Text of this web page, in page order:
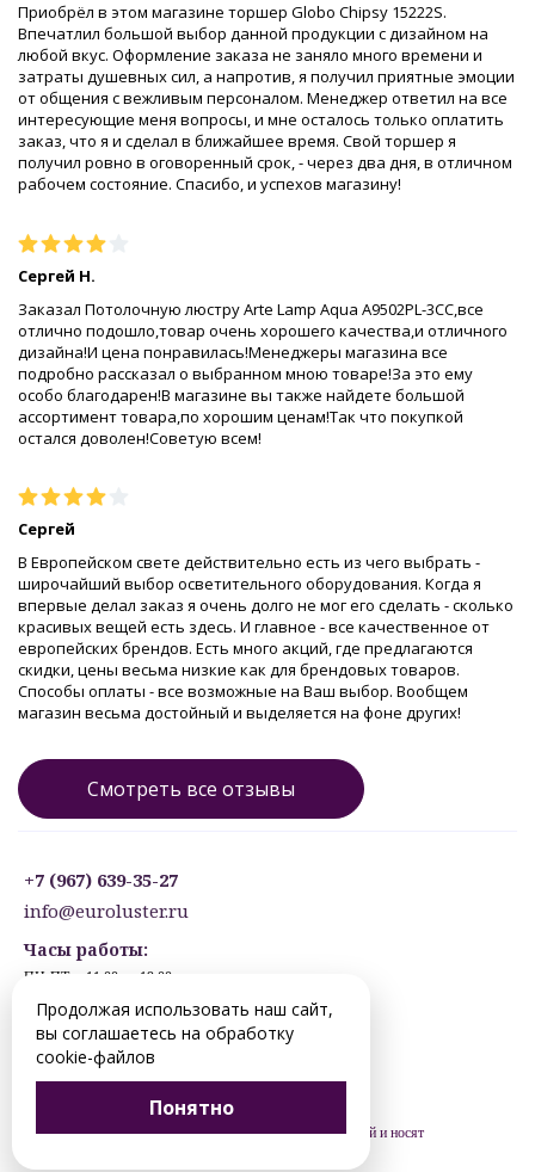
Приобрёл в этом магазине торшер Globo Chipsy 15222S.
Впечатлил большой выбор данной продукции с дизайном на
любой вкус. Оформление заказа не заняло много времени и
затраты душевных сил, а напротив, я получил приятные эмоции
от общения с вежливым персоналом. Менеджер ответил на все
интересующие меня вопросы, и мне осталось только оплатить
заказ, что я и сделал в ближайшее время. Свой торшер я
получил ровно в оговоренный срок, - через два дня, в отличном
рабочем состояние. Спасибо, и успехов магазину!
Сергей Н.
Заказал Потолочную люстру Arte Lamp Aqua A9502PL-3CC,все
отлично подошло,товар очень хорошего качества,и отличного
дизайна!И цена понравилась!Менеджеры магазина все
подробно рассказал о выбранном мною товаре!За это ему
особо благодарен!В магазине вы также найдете большой
ассортимент товара,по хорошим ценам!Так что покупкой
остался доволен!Советую всем!
Сергей
В Европейском свете действительно есть из чего выбрать -
широчайший выбор осветительного оборудования. Когда я
впервые делал заказ я очень долго не мог его сделать - сколько
красивых вещей есть здесь. И главное - все качественное от
европейских брендов. Есть много акций, где предлагаются
скидки, цены весьма низкие как для брендовых товаров.
Способы оплаты - все возможные на Ваш выбор. Вообщем
магазин весьма достойный и выделяется на фоне других!
Смотреть все отзывы
+7 (967) 639-35-27
info@euroluster.ru
Часы работы:
ПН-ПТ: с 11:00 до 19:00
ВС: ВЫХОДНОЙ
Предварительная запись.
© 2012-2026 perm.euroluster.ru. Все права защищены.
Цены, указанные на сайте, не являются публичной офертой и носят
Продолжая использовать наш сайт,
вы соглашаетесь на обработку
cookie-файлов
Понятно